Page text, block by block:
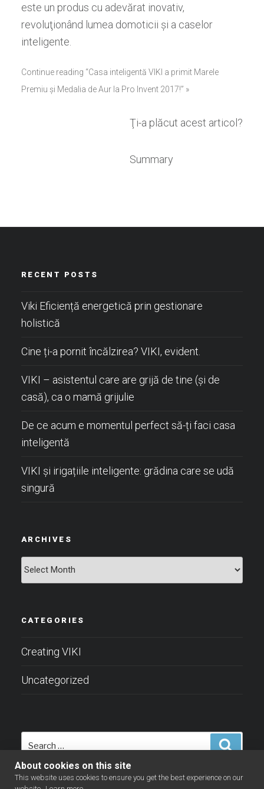
este un produs cu adevărat inovativ,
revoluţionând lumea domoticii şi a caselor
inteligente.
Continue reading “Casa inteligentă VIKI a primit Marele
Premiu şi Medalia de Aur la Pro Invent 2017!” »
Ţi-a plăcut acest articol?
Summary
RECENT POSTS
Viki Eficiență energetică prin gestionare
holistică
Cine ți-a pornit încălzirea? VIKI, evident.
VIKI – asistentul care are grijă de tine (și de
casă), ca o mamă grijulie
De ce acum e momentul perfect să-ți faci casa
inteligentă
VIKI și irigațiile inteligente: grădina care se udă
singură
ARCHIVES
Archives
CATEGORIES
Creating VIKI
Uncategorized
Search
About cookies on this site
This website uses cookies to ensure you get the best experience on our